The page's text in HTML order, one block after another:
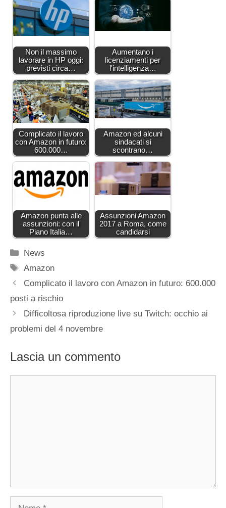
Non il massimo
lavorare in HP oggi:
previsti circa…
Aumentano i
licenziamenti per
l'intelligenza…
Complicato il lavoro
con Amazon in futuro:
600.000…
Amazon ed alcuni
sindacati si
scontrano…
Amazon punta alle
assunzioni: con il
Piano Italia…
Assunzioni Amazon
2017 a Roma, come
candidarsi
Categorie
News
Tag
Amazon
Complicato il lavoro con Amazon in futuro: 600.000
posti a rischio
Difficoltosa riproduzione live su Twitch: occhio ai
problemi del 4 novembre
Lascia un commento
Nome